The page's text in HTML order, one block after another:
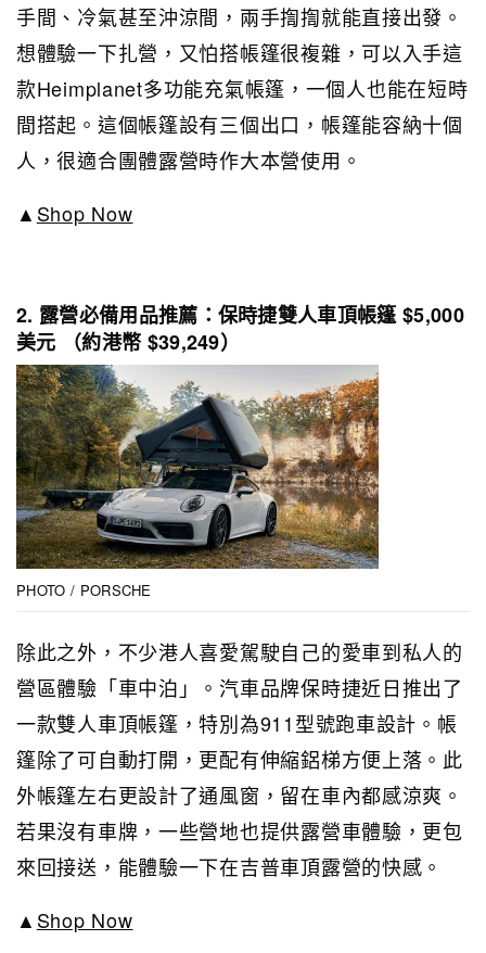
手間、冷氣甚至沖涼間，兩手揈揈就能直接出發。
想體驗一下扎營，又怕搭帳篷很複雜，可以入手這
款Heimplanet多功能充氣帳篷，一個人也能在短時
間搭起。這個帳篷設有三個出口，帳篷能容納十個
人，很適合團體露營時作大本營使用。
▲ Shop Now
2. 露營必備用品推薦：保時捷雙人車頂帳篷 $5,000
美元 （約港幣 $39,249）
PHOTO / PORSCHE
除此之外，不少港人喜愛駕駛自己的愛車到私人的
營區體驗「車中泊」。汽車品牌保時捷近日推出了
一款雙人車頂帳篷，特別為911型號跑車設計。帳
篷除了可自動打開，更配有伸縮鋁梯方便上落。此
外帳篷左右更設計了通風窗，留在車內都感涼爽。
若果沒有車牌，一些營地也提供露營車體驗，更包
來回接送，能體驗一下在吉普車頂露營的快感。
▲ Shop Now